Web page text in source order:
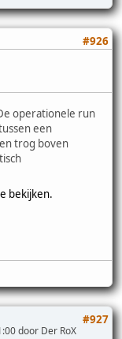
#926
operationele run
een
trog boven
bekijken.
#927
door Der RoX